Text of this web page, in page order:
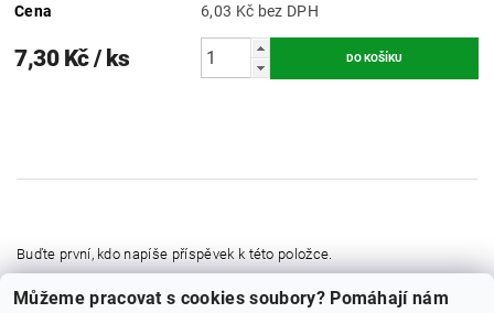
Cena 6,03 Kč bez DPH
7,30 Kč/ ks
Buďte první, kdo napíše příspěvek k této položce.
Přidat komentář
Můžeme pracovat s cookies soubory? Pomáhají nám